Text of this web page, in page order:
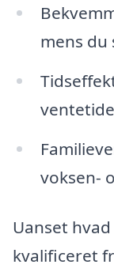
mens du
voksen-
Uanset
kvalificeret